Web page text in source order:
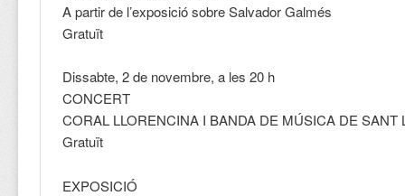
A partir de l’exposició sobre Salvador Galmés
Gratuït
Dissabte, 2 de novembre, a les 20 h
CONCERT
CORAL LLORENCINA I BANDA DE MÚSICA DE SANT
Gratuït
EXPOSICIÓ